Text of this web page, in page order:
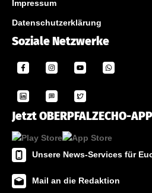
Impressum
Datenschutzerklärung
Soziale Netzwerke
Jetzt OBERPFALZECHO-
Unsere News-Services für
Mail an die Redaktion